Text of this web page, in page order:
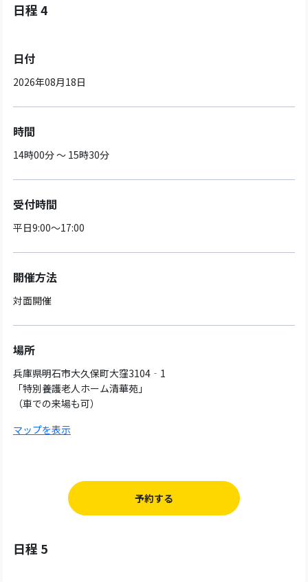
日程 4
日付
2026年08月18日
時間
14時00分 ～ 15時30分
受付時間
平日9:00～17:00
開催方法
対面開催
場所
兵庫県明石市大久保町大窪3104‐1
「特別養護老人ホーム清華苑」
（車での来場も可）
マップを表示
予約する
日程 5